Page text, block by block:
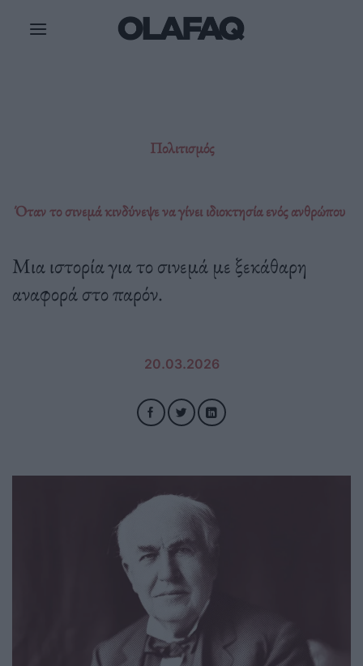
Πολιτισμός
Όταν το σινεμά κινδύνεψε να γίνει ιδιοκτησία ενός ανθρώπου
Μια ιστορία για το σινεμά με ξεκάθαρη
αναφορά στο παρόν.
20.03.2026